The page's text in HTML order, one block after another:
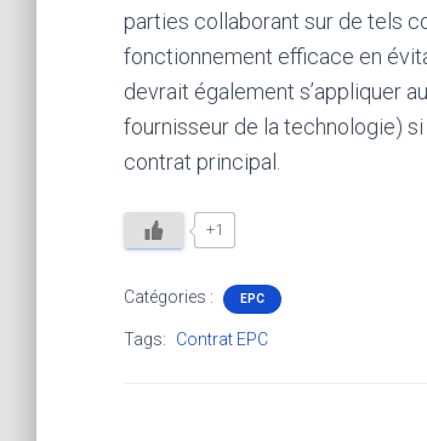
parties collaborant sur de tels
fonctionnement efficace en
devrait également s’appliquer
fournisseur de la technologie)
contrat principal.
+1
Catégories : EPC
Tags: Contrat EPC